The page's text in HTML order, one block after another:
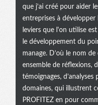
que j’ai créé pour aider
entreprises à
leviers que l'on utilise
le développement du
manage. D’où le nom
ensemble de réflexions,
témoignages,
domaines, qui illustrent
PROFITEZ en pour